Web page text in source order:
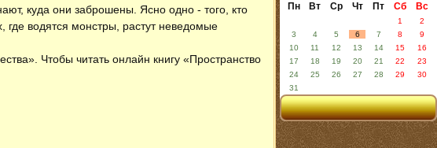
куда они заброшены. Ясно одно - того, кто
где водятся монстры, растут неведомые
. Чтобы читать онлайн книгу «Пространство
Пн Вт Ср Чт Пт Сб Вс
1
2
3
4 5 6 7 8
9
10
11 12 13 14 15
16
17
18 19 20 21 22
23
24
25 26 27 28 29
30
31